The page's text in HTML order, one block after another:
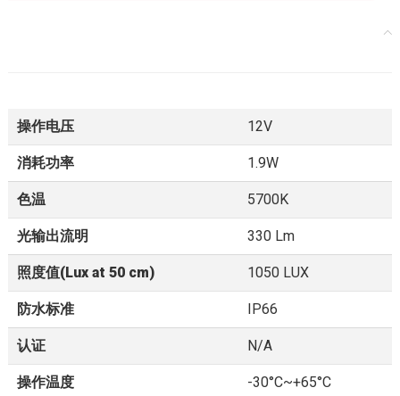
操作电压 12V
消耗功率 1.9W
色温 5700K
光输出流明 330 Lm
照度值(Lux at 50 cm) 1050 LUX
防水标准 IP66
认证 N/A
操作温度 -30°C~+65°C